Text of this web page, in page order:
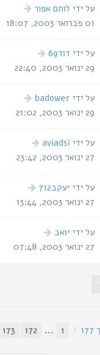
הודעה
אחרונה
על ידי לוחם אפור
01 פברואר 2003, 18:07
הודעה
אחרונה
על ידידוד69
29 ינואר 2003, 22:40
הודעה
אחרונה
על ידיbadower
29 ינואר 2003, 21:02
הודעה
אחרונה
על ידי aviadsi
27 ינואר 2003, 23:42
הודעה
אחרונה
על ידי יעקב712
27 ינואר 2003, 13:44
הודעה
אחרונה
על ידי יואב
27 ינואר 2003, 07:48
177
|
1
...
172
173